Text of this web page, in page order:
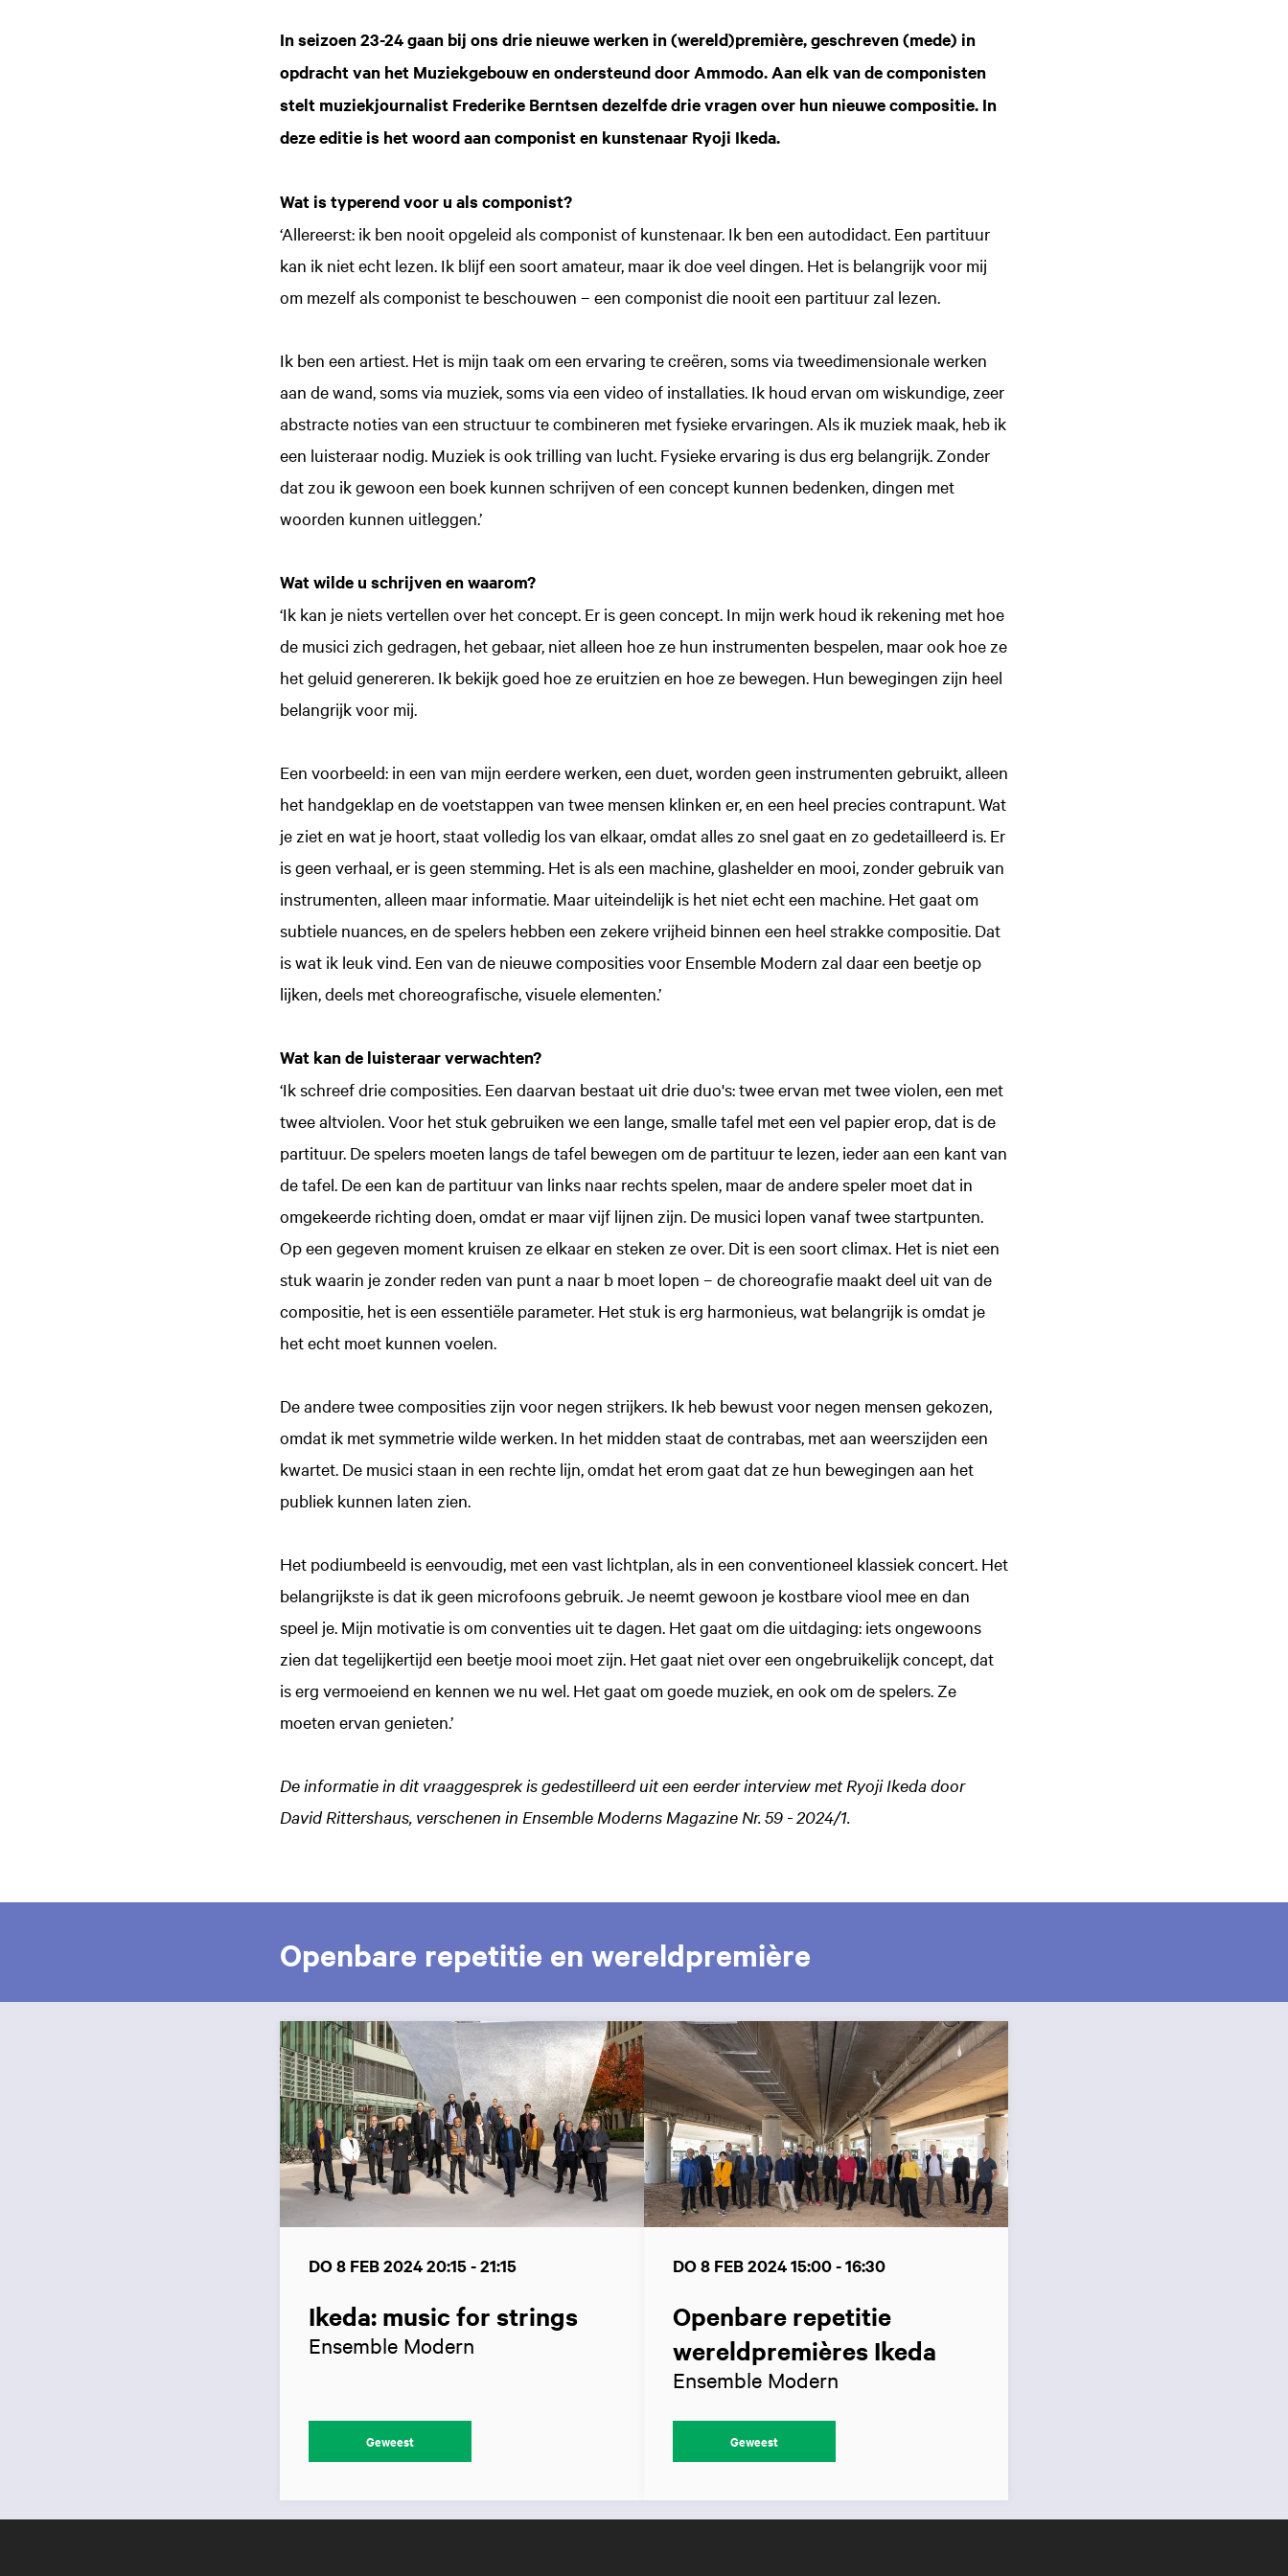
In seizoen 23-24 gaan bij ons drie nieuwe werken in (wereld)première, geschreven (mede) in
opdracht van het Muziekgebouw en ondersteund door Ammodo. Aan elk van de componisten
stelt muziekjournalist Frederike Berntsen dezelfde drie vragen over hun nieuwe compositie. In
deze editie is het woord aan componist en kunstenaar Ryoji Ikeda.
Wat is typerend voor u als componist?
‘Allereerst: ik ben nooit opgeleid als componist of kunstenaar. Ik ben een autodidact. Een partituur
kan ik niet echt lezen. Ik blijf een soort amateur, maar ik doe veel dingen. Het is belangrijk voor mij
om mezelf als componist te beschouwen – een componist die nooit een partituur zal lezen.
Ik ben een artiest. Het is mijn taak om een ​​ervaring te creëren, soms via tweedimensionale werken
aan de wand, soms via muziek, soms via een video of installaties. Ik houd ervan om wiskundige, zeer
abstracte noties van een structuur te combineren met fysieke ervaringen. Als ik muziek maak, heb ik
een luisteraar nodig. Muziek is ook trilling van lucht. Fysieke ervaring is dus erg belangrijk. Zonder
dat zou ik gewoon een boek kunnen schrijven of een concept kunnen bedenken, dingen met
woorden kunnen uitleggen.’
Wat wilde u schrijven en waarom?
‘Ik kan je niets vertellen over het concept. Er is geen concept. In mijn werk houd ik rekening met hoe
de musici zich gedragen, het gebaar, niet alleen hoe ze hun instrumenten bespelen, maar ook hoe ze
het geluid genereren. Ik bekijk goed hoe ze eruitzien en hoe ze bewegen. Hun bewegingen zijn heel
belangrijk voor mij.
Een voorbeeld: in een van mijn eerdere werken, een duet, worden geen instrumenten gebruikt, alleen
het handgeklap en de voetstappen van twee mensen klinken er, en een heel precies contrapunt. Wat
je ziet en wat je hoort, staat volledig los van elkaar, omdat alles zo snel gaat en zo gedetailleerd is. Er
is geen verhaal, er is geen stemming. Het is als een machine, glashelder en mooi, zonder gebruik van
instrumenten, alleen maar informatie. Maar uiteindelijk is het niet echt een machine. Het gaat om
subtiele nuances, en de spelers hebben een zekere vrijheid binnen een heel strakke compositie. Dat
is wat ik leuk vind. Een van de nieuwe composities voor Ensemble Modern zal daar een beetje op
lijken, deels met choreografische, visuele elementen.’
Wat kan de luisteraar verwachten?
‘Ik schreef drie composities. Een daarvan bestaat uit drie duo's: twee ervan met twee violen, een met
twee altviolen. Voor het stuk gebruiken we een lange, smalle tafel met een vel papier erop, dat is de
partituur. De spelers moeten langs de tafel bewegen om de partituur te lezen, ieder aan een kant van
de tafel. De een kan de partituur van links naar rechts spelen, maar de andere speler moet dat in
omgekeerde richting doen, omdat er maar vijf lijnen zijn. De musici lopen vanaf twee startpunten.
Op een gegeven moment kruisen ze elkaar en steken ze over. Dit is een soort climax. Het is niet een
stuk waarin je zonder reden van punt a naar b moet lopen – de choreografie maakt deel uit van de
compositie, het is een essentiële parameter. Het stuk is erg harmonieus, wat belangrijk is omdat je
het echt moet kunnen voelen.
De andere twee composities zijn voor negen strijkers. Ik heb bewust voor negen mensen gekozen,
omdat ik met symmetrie wilde werken. In het midden staat de contrabas, met aan weerszijden een
kwartet. De musici staan in een rechte lijn, omdat het erom gaat dat ze hun bewegingen aan het
publiek kunnen laten zien.
Het podiumbeeld is eenvoudig, met een vast lichtplan, als in een conventioneel klassiek concert. Het
belangrijkste is dat ik geen microfoons gebruik. Je neemt gewoon je kostbare viool mee en dan
speel je. Mijn motivatie is om conventies uit te dagen. Het gaat om die uitdaging: iets ongewoons
zien dat tegelijkertijd een beetje mooi moet zijn. Het gaat niet over een ongebruikelijk concept, dat
is erg vermoeiend en kennen we nu wel. Het gaat om goede muziek, en ook om de spelers. Ze
moeten ervan genieten.’
De informatie in dit vraaggesprek is gedestilleerd uit een eerder interview met Ryoji Ikeda door
David Rittershaus, verschenen in Ensemble Moderns Magazine Nr. 59 - 2024/1.
Openbare repetitie en wereldpremière
Ikeda: music for strings
Ensemble Modern
DO 8 FEB 202420:15 - 21:15
Geweest
Openbare repetitie
wereldpremières Ikeda
Ensemble Modern
DO 8 FEB 202415:00 - 16:30
Geweest